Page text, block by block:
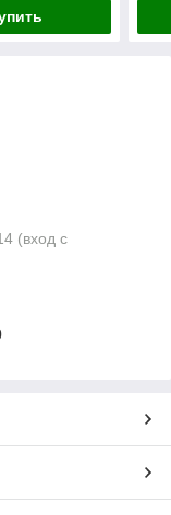
(вход с